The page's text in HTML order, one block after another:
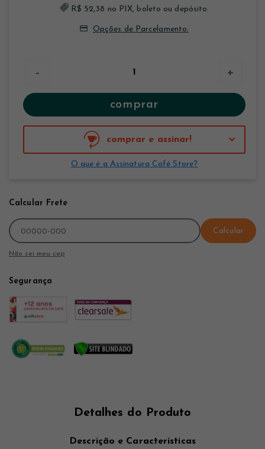
R$ 52,38 no PIX, boleto ou depósito.
Opções de Parcelamento:
- +
comprar
comprar e assinar!
O que é a Assinatura Café Store?
Calcular Frete
Calcular
Não sei meu cep
Segurança
Detalhes do Produto
Descrição e Características